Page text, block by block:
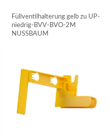
Füllventilhalterung gelb zu UP-
niedrig-BVV-BVO-2M
NUSSBAUM